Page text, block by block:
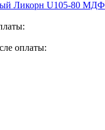
Ликорн U105-80 МДФ
оплаты: